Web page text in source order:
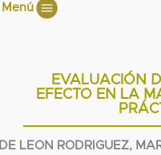
Menú
EVALUACIÓN
EFECTO EN LA
DE LEON RODRIGUEZ,